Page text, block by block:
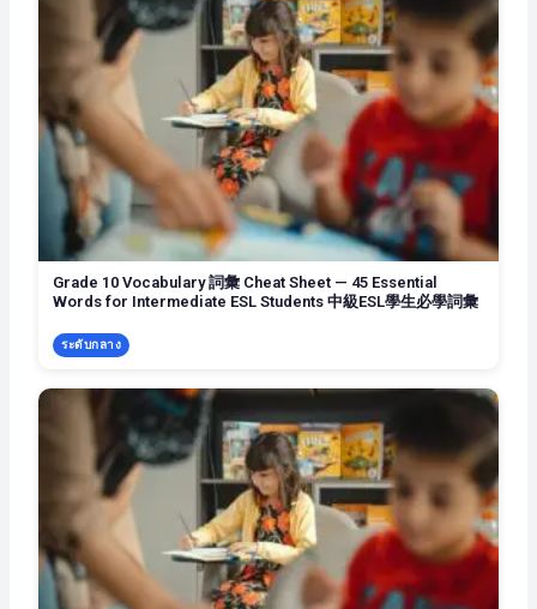
Grade 10 Vocabulary 詞彙 Cheat Sheet — 45 Essential
Words for Intermediate ESL Students 中級ESL學生必學詞彙
ระดับกลาง